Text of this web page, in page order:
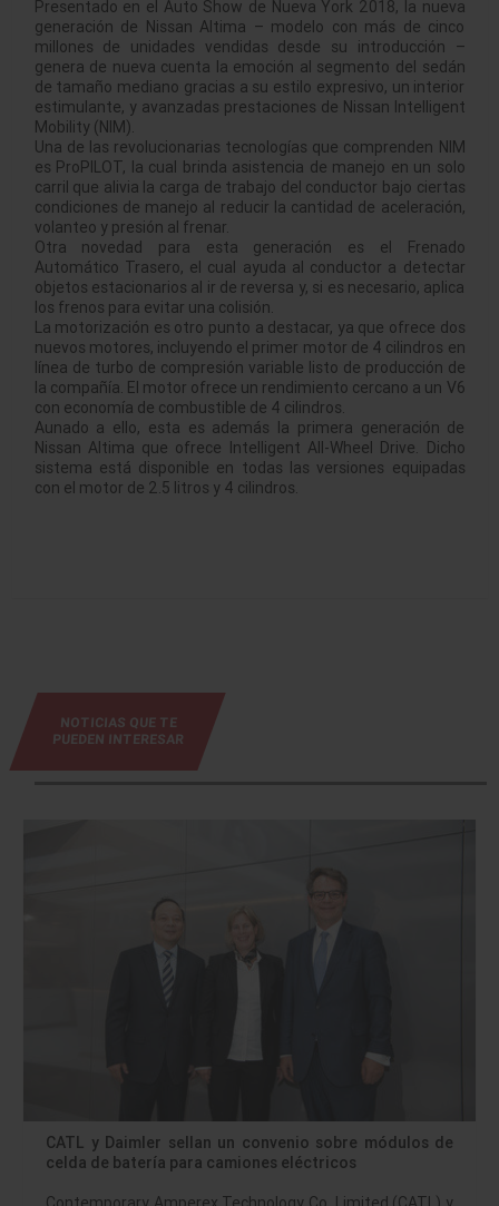
Presentado en el Auto Show de Nueva York 2018, la nueva
generación de Nissan Altima – modelo con más de cinco
millones de unidades vendidas desde su introducción –
genera de nueva cuenta la emoción al segmento del sedán
de tamaño mediano gracias a su estilo expresivo, un interior
estimulante, y avanzadas prestaciones de Nissan Intelligent
Mobility (NIM).
Una de las revolucionarias tecnologías que comprenden NIM
es ProPILOT, la cual brinda asistencia de manejo en un solo
carril que alivia la carga de trabajo del conductor bajo ciertas
condiciones de manejo al reducir la cantidad de aceleración,
volanteo y presión al frenar.
Otra novedad para esta generación es el Frenado
Automático Trasero, el cual ayuda al conductor a detectar
objetos estacionarios al ir de reversa y, si es necesario, aplica
los frenos para evitar una colisión.
La motorización es otro punto a destacar, ya que ofrece dos
nuevos motores, incluyendo el primer motor de 4 cilindros en
línea de turbo de compresión variable listo de producción de
la compañía. El motor ofrece un rendimiento cercano a un V6
con economía de combustible de 4 cilindros.
Aunado a ello, esta es además la primera generación de
Nissan Altima que ofrece Intelligent All-Wheel Drive. Dicho
sistema está disponible en todas las versiones equipadas
con el motor de 2.5 litros y 4 cilindros.
NOTICIAS QUE TE
PUEDEN INTERESAR
CATL y Daimler sellan un convenio sobre módulos de
celda de batería para camiones eléctricos